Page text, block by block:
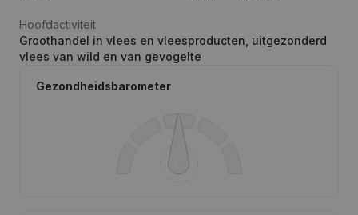
Hoofdactiviteit
Groothandel in vlees en vleesproducten, uitgezonderd
vlees van wild en van gevogelte
Gezondheidsbarometer